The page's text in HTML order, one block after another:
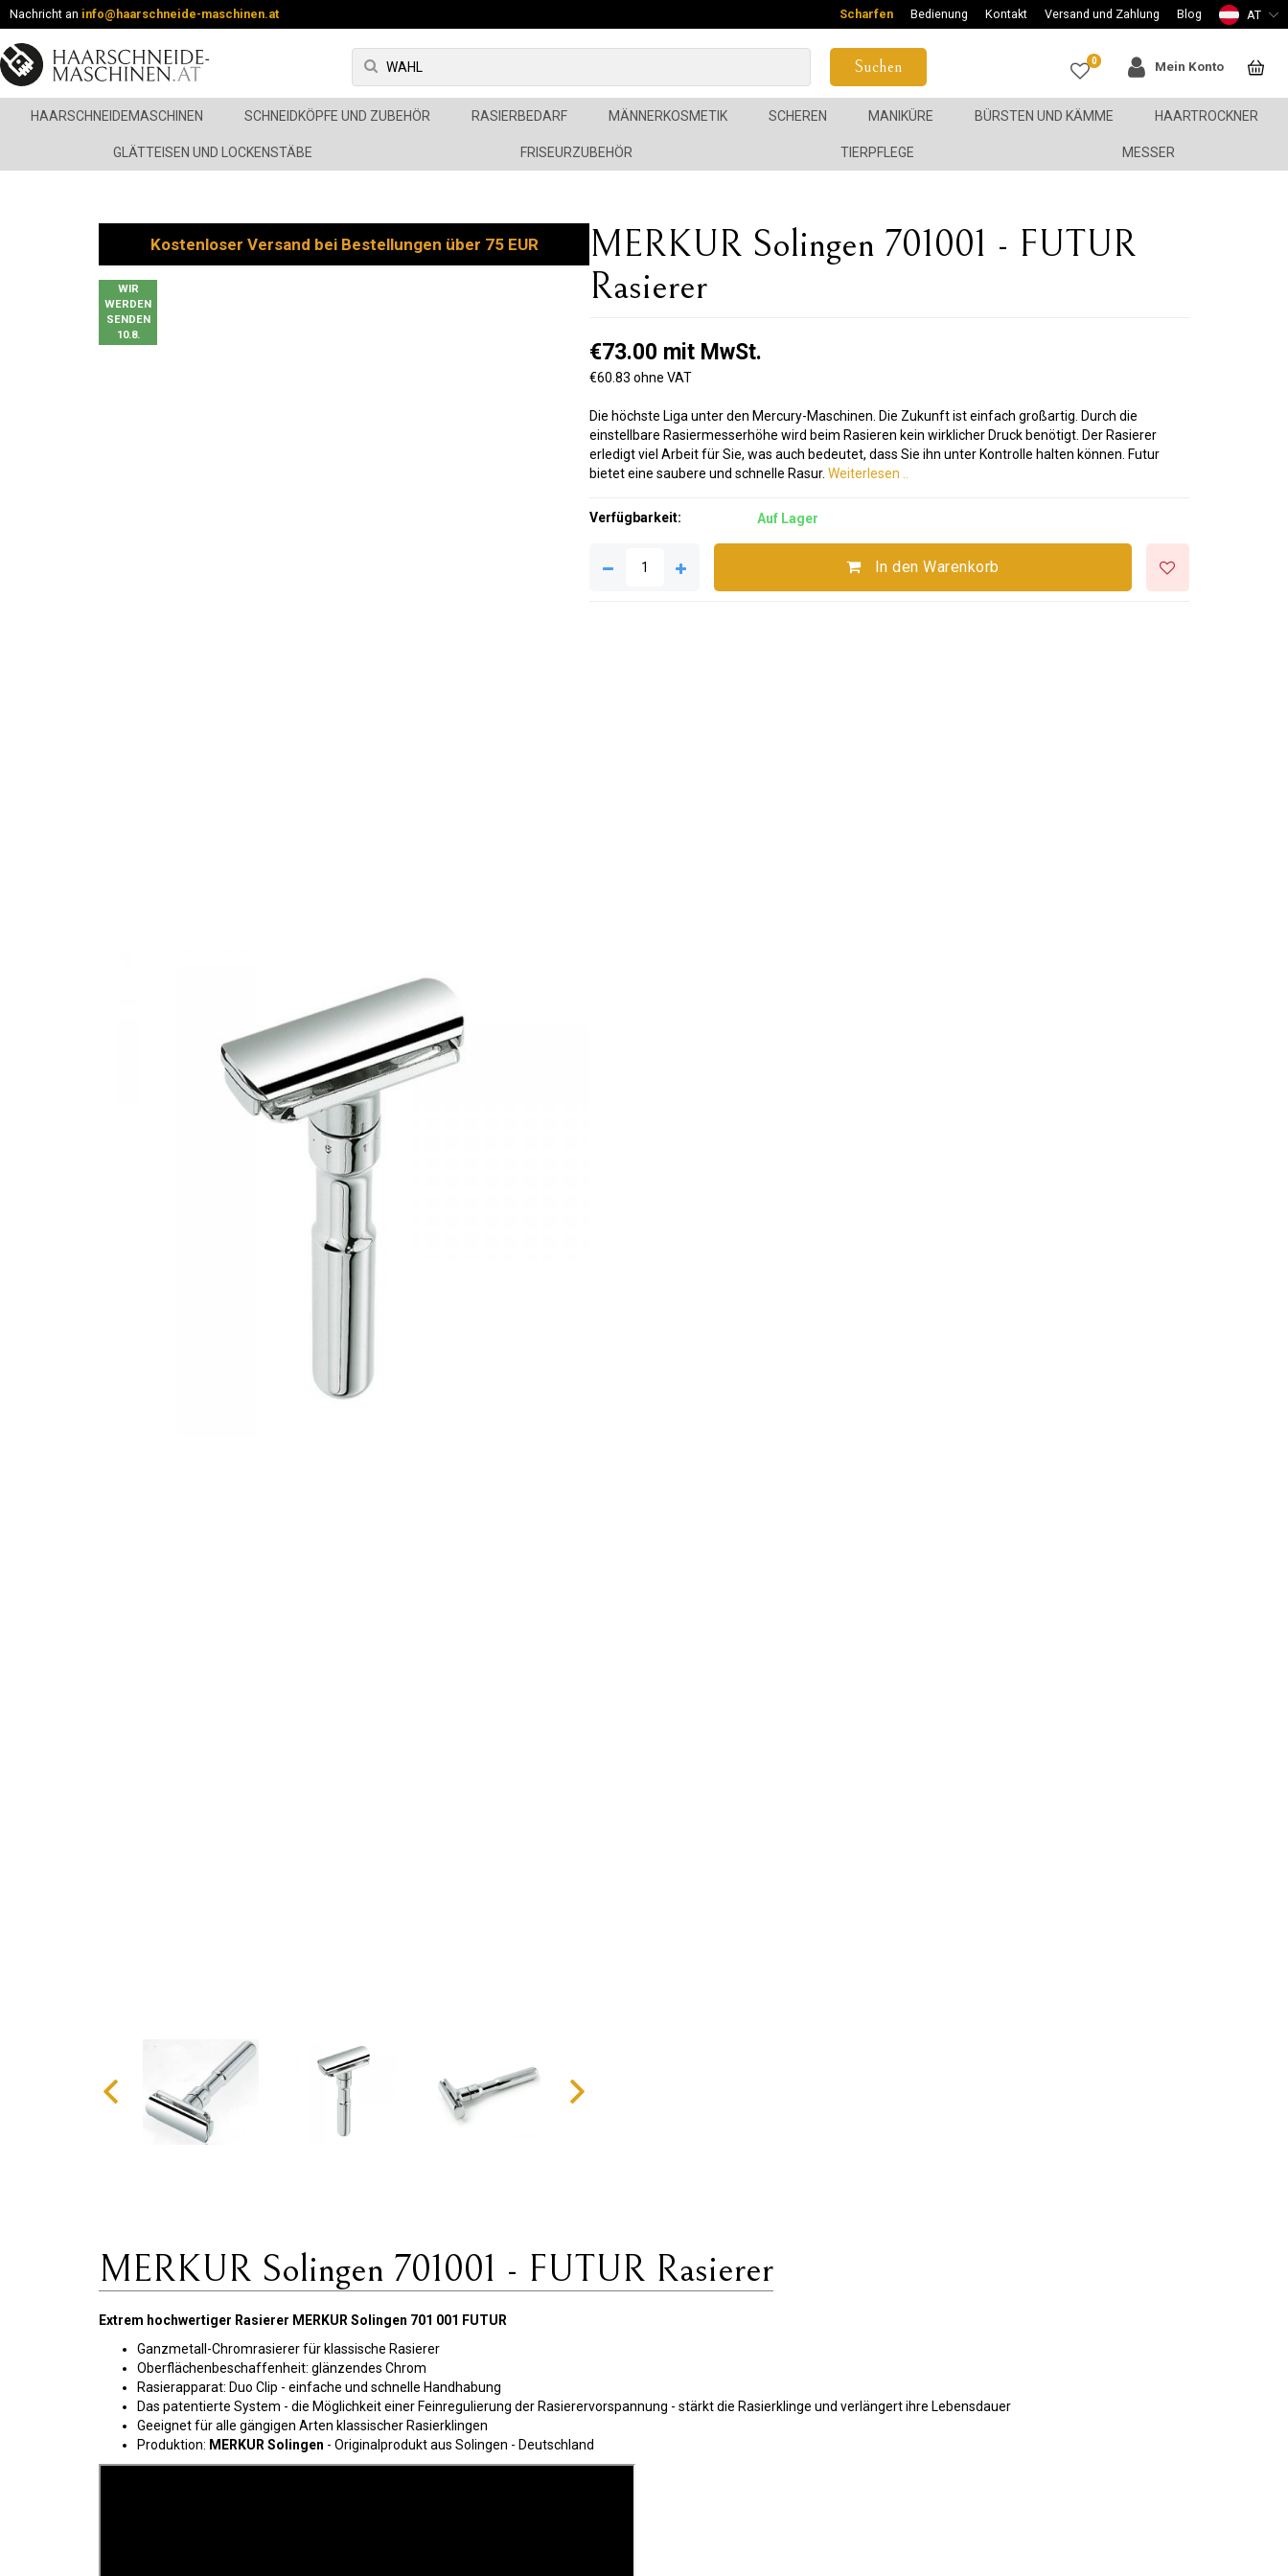
Nachricht an info@haarschneide-maschinen.at Scharfen Bedienung Kontakt Versand und Zahlung Blog AT
Suchen 0 Mein Konto
HAARSCHNEIDEMASCHINEN SCHNEIDKÖPFE UND ZUBEHÖR RASIERBEDARF MÄNNERKOSMETIK SCHEREN MANIKÜRE BÜRSTEN UND KÄMME HAARTROCKNER
GLÄTTEISEN UND LOCKENSTÄBE FRISEURZUBEHÖR TIERPFLEGE MESSER
Kostenloser Versand bei Bestellungen über 75 EUR
WIR
WERDEN
SENDEN
10.8.
MERKUR Solingen 701001 - FUTUR
Rasierer
€73.00 mit MwSt.
€60.83 ohne VAT
Die höchste Liga unter den Mercury-Maschinen. Die Zukunft ist einfach großartig. Durch die
einstellbare Rasiermesserhöhe wird beim Rasieren kein wirklicher Druck benötigt. Der Rasierer
erledigt viel Arbeit für Sie, was auch bedeutet, dass Sie ihn unter Kontrolle halten können. Futur
bietet eine saubere und schnelle Rasur.Weiterlesen ..
Verfügbarkeit: Auf Lager
In den Warenkorb
MERKUR Solingen 701001 - FUTUR Rasierer
Extrem hochwertiger Rasierer MERKUR Solingen 701 001 FUTUR
Ganzmetall-Chromrasierer für klassische Rasierer
Oberflächenbeschaffenheit: glänzendes Chrom
Rasierapparat: Duo Clip - einfache und schnelle Handhabung
Das patentierte System - die Möglichkeit einer Feinregulierung der Rasierervorspannung - stärkt die Rasierklinge und verlängert ihre Lebensdauer
Geeignet für alle gängigen Arten klassischer Rasierklingen
Produktion: MERKUR Solingen - Originalprodukt aus Solingen - Deutschland